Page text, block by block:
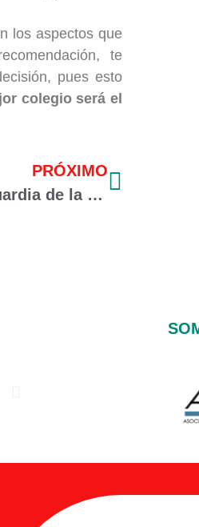
los aspectos que
te
pues esto
colegio será el
PRÓXIMO
Colegio Jefferson a la vanguardia de la educación